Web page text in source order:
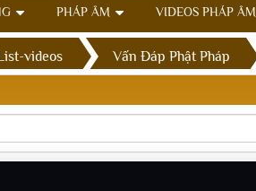
PHÁP ÂM VIDEOS PHÁP ÂM
videos Vấn Đáp Phật Pháp